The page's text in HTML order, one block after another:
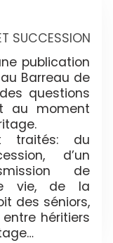
SUCCESSION
publication
Barreau de
questions
au moment
traités: du
d’un
de
vie, de la
des séniors,
héritiers